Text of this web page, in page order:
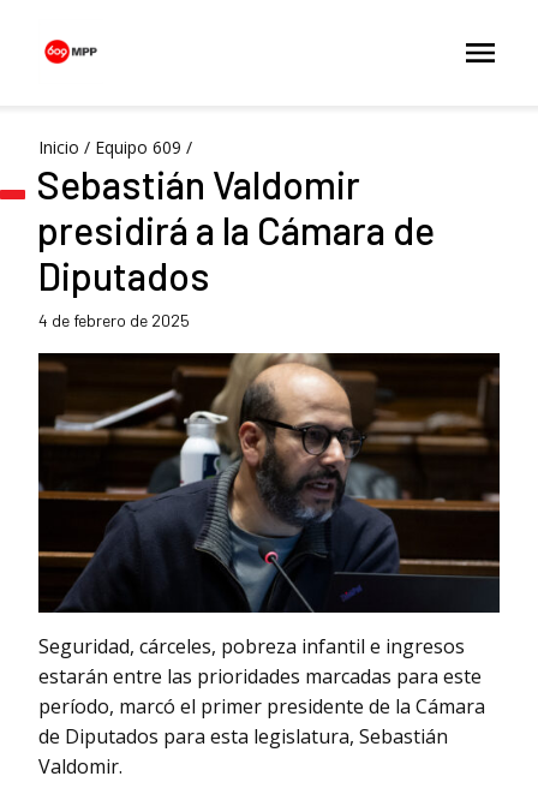
Inicio / Equipo 609 /
Sebastián Valdomir
presidirá a la Cámara de
Diputados
4 de febrero de 2025
Seguridad, cárceles, pobreza infantil e ingresos
estarán entre las prioridades marcadas para este
período, marcó el primer presidente de la Cámara
de Diputados para esta legislatura, Sebastián
Valdomir.